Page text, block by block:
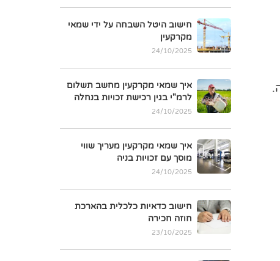
חישוב היטל השבחה על ידי שמאי
מקרקעין
24/10/2025
איך שמאי מקרקעין מחשב תשלום
לרמ"י בגין רכישת זכויות בנחלה
24/10/2025
איך שמאי מקרקעין מעריך שווי
מוסך עם זכויות בניה
24/10/2025
חישוב כדאיות כלכלית בהארכת
חוזה חכירה
23/10/2025